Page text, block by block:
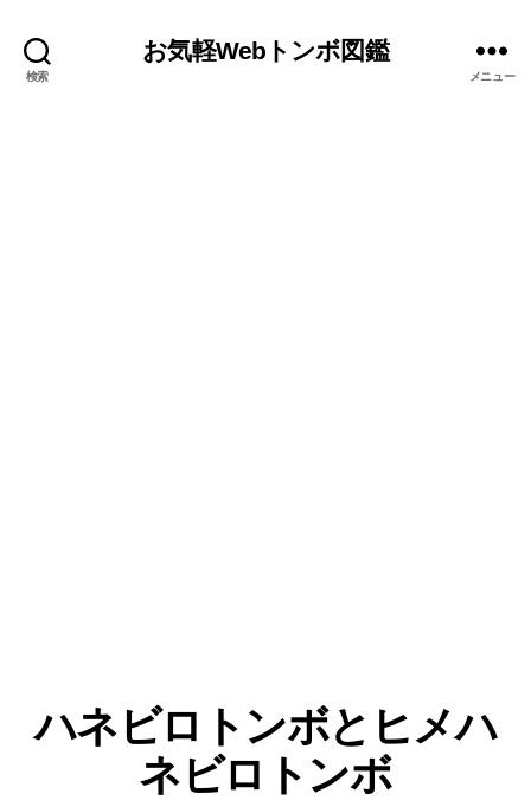
検索
お気軽Webトンボ図鑑
メニュー
ハネビロトンボとヒメハ
ネビロトンボ